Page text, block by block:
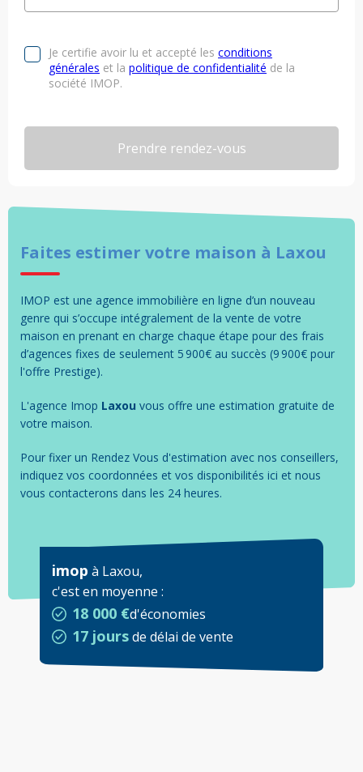
Faites estimer votre maison à Laxou
IMOP est une agence immobilière en ligne d’un nouveau
genre qui s’occupe intégralement de la vente de votre
maison en prenant en charge chaque étape pour des frais
d’agences fixes de seulement 5 900€ au succès (9 900€ pour
l'offre Prestige).
L'agence Imop Laxou vous offre une estimation gratuite de
votre maison.
Pour fixer un Rendez Vous d'estimation avec nos conseillers,
indiquez vos coordonnées et vos disponibilités ici et nous
vous contacterons dans les 24 heures.
imop à Laxou,
c'est en moyenne :
18 000 €d'économies
17 joursde délai de vente
Je certifie avoir lu et accepté les conditions
générales et la politique de confidentialité de la
société IMOP.